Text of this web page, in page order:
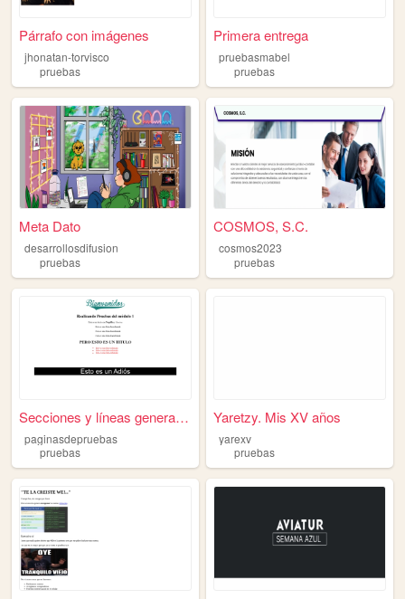
Párrafo con imágenes
jhonatan-torvisco
pruebas
Primera entrega
pruebasmabel
pruebas
Meta Dato
desarrollosdifusion
pruebas
COSMOS, S.C.
cosmos2023
pruebas
Secciones y líneas generales...
paginasdepruebas
pruebas
Yaretzy. Mis XV años
yarexv
pruebas